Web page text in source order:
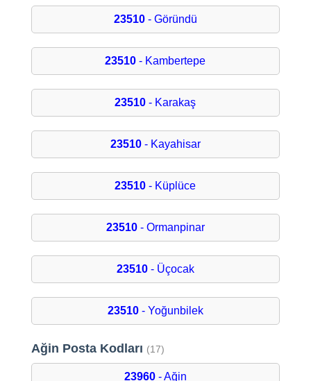
23510- Göründü
23510 - Kambertepe
23510 - Karakaş
23510- Kayahisar
23510 - Küplüce
23510- Ormanpinar
23510- Üçocak
23510- Yoğunbilek
Ağin Posta Kodları (17)
23960- Ağin